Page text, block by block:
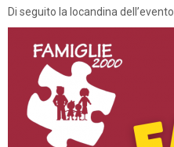
Di seguito la locandina dell’evento